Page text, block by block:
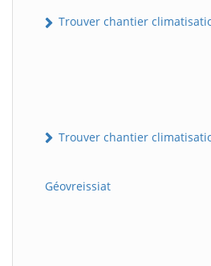
Trouver chantier
Trouver chantier
Géovreissiat